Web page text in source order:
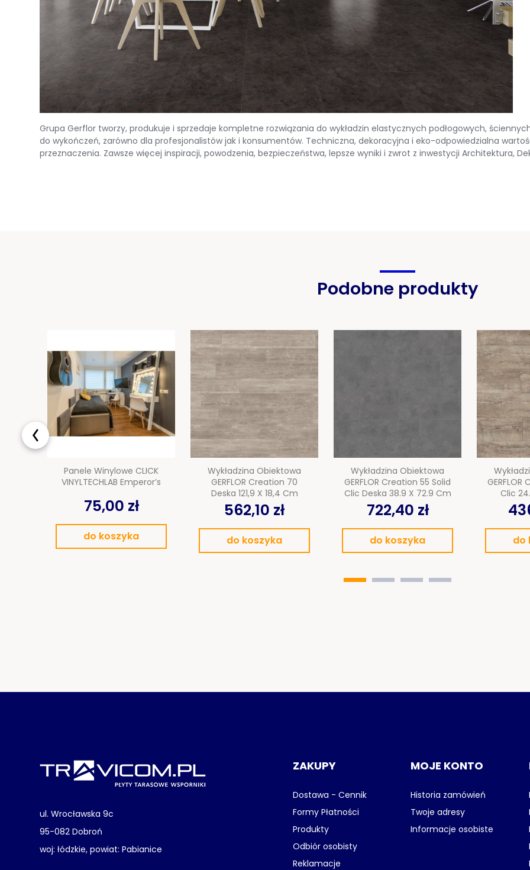
Grupa Gerflor tworzy, produkuje i sprzedaje kompletne rozwiązania do wykładzin elastycznych podłogowych,
do wykończeń, zarówno dla profesjonalistów jak i konsumentów. Techniczna, dekoracyjna i eko-odpowiedzialna
przeznaczenia. Zawsze więcej inspiracji, powodzenia, bezpieczeństwa, lepsze wyniki i zwrot z inwestycji Architektura,
Podobne produkty
Panele Winylowe CLICK
VINYLTECHLAB Emperor’s
75,00 zł
do koszyka
Wykładzina Obiektowa
GERFLOR Creation 70
Deska 121,9 X 18,4 Cm
562,10 zł
do koszyka
Wykładzina Obiektowa
GERFLOR Creation 55 Solid
Clic Deska 38.9 X 72.9 Cm
722,40 zł
do koszyka
Clic
do
ul. Wrocławska 9c
95-082 Dobroń
woj: łódzkie, powiat: Pabianice
ZAKUPY
Dostawa - Cennik
Formy Płatności
Produkty
Odbiór osobisty
Reklamacje
MOJE KONTO
Historia zamówień
Twoje adresy
Informacje osobiste